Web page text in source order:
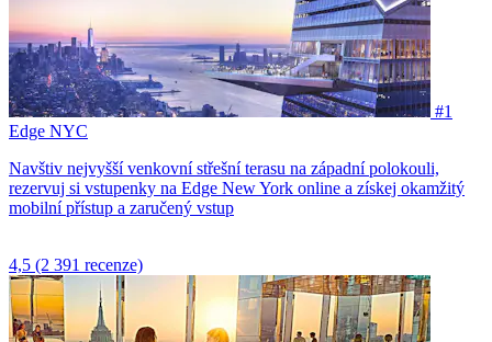
#1
Edge NYC
Navštiv nejvyšší venkovní střešní terasu na západní polokouli,
rezervuj si vstupenky na Edge New York online a získej okamžitý
mobilní přístup a zaručený vstup
4,5 (2 391 recenze)